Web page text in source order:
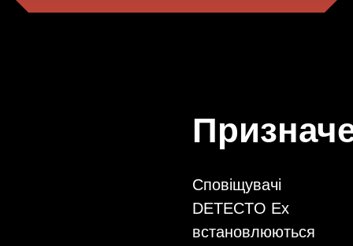
Сповіщувачі
DETECTO Ex
встановлюються